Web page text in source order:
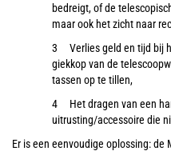
bedreigt, of de
maar ook het zicht naar
Verlies geld en tijd bij
giekkop van de
tassen op te tillen,
Het dragen van een
uitrusting/accessoire die
Er is een eenvoudige oplossing:de